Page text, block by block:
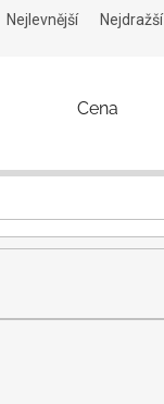
Nejlevnější Nejdražší
Cena